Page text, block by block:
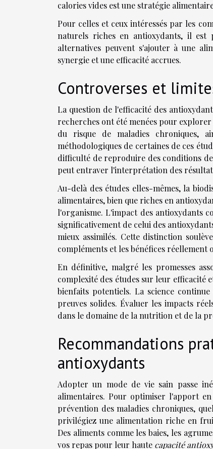
calories vides est une stratégie
Pour celles et ceux intéressés par les
naturels riches en antioxydants, il est
alternatives peuvent s'ajouter à une
synergie et une efficacité accrues.
Controverses et
La question de l'efficacité des
recherches ont été menées pour
du risque de maladies chroniques,
méthodologiques de certaines de ces
difficulté de reproduire des conditions
peut entraver l'interprétation des
Au-delà des études elles-mêmes, la
alimentaires, bien que riches en
l'organisme. L'impact des antioxydants
significativement de celui des
mieux assimilés. Cette distinction
compléments et les bénéfices réellement
En définitive, malgré les promesses
complexité des études sur leur
bienfaits potentiels. La science
preuves solides. Évaluer les impacts
dans le domaine de la nutrition et de la
Recommandations
antioxydants
Adopter un mode de vie sain passe
alimentaires. Pour optimiser l'apport
prévention des maladies chroniques,
privilégiez une alimentation riche en
Des aliments comme les baies, les
vos repas pour leur haute capacité